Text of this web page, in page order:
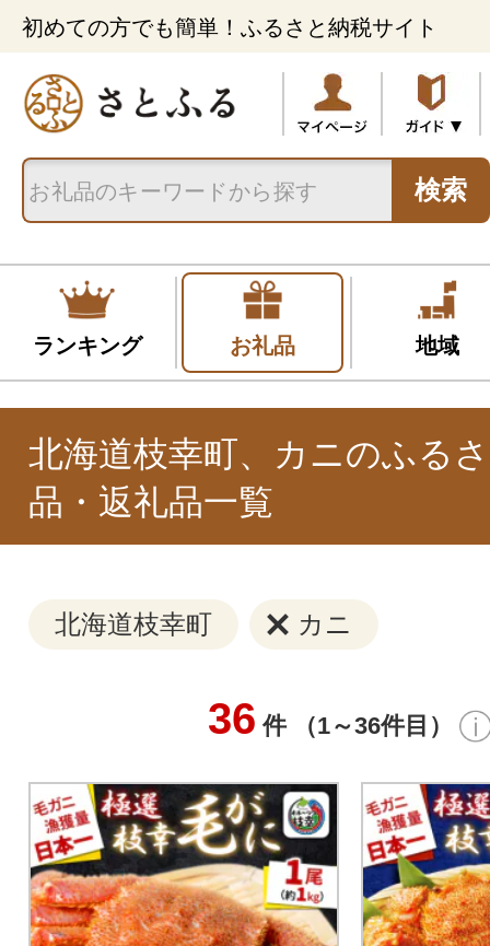
初めての方でも簡単！ふるさと納税サイト
検索
ランキング お礼品 地域
北海道枝幸町、カニのふる
品・返礼品一覧
北海道枝幸町 カニ
36 件 （1～36件目）